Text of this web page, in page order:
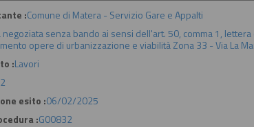
:Comune di Matera - Servizio Gare e Appalti
negoziata senza bando ai sensi dell'art. 50, comma 1,
opere di urbanizzazione e viabilità Zona 33 - Via La
:Lavori
esito :06/02/2025
:G00832